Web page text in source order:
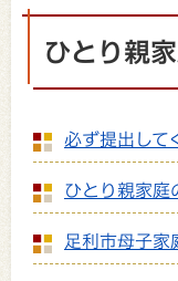
ひとり親
必ず提出して
ひとり親家庭
足利市母子家